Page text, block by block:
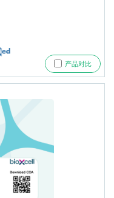
产品对比